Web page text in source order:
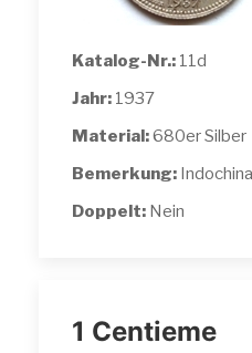
Katalog-Nr.: 11d
Jahr: 1937
Material:680er Silber
Bemerkung:
Doppelt: Nein
1 Centieme